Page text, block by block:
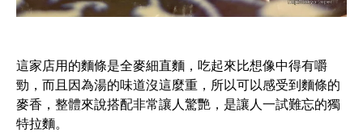
這家店用的麵條是全麥細直麵，吃起來比想像中得有嚼
勁，而且因為湯的味道沒這麼重，所以可以感受到麵條的
麥香，整體來說搭配非常讓人驚艷，是讓人一試難忘的獨
特拉麵。